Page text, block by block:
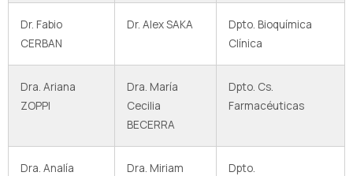
Dr. Fabio
CERBAN
Dr. Alex SAKA
Dpto. Bioquímica
Clínica
Dra. Ariana
ZOPPI
Dra. María
Cecilia
BECERRA
Dpto. Cs.
Farmacéuticas
Dra. Analía
Dra. Miriam
Dpto.